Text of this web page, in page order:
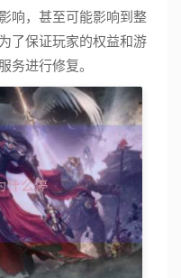
响，甚至可能影响到整
了保证玩家的权益和游
务进行修复。